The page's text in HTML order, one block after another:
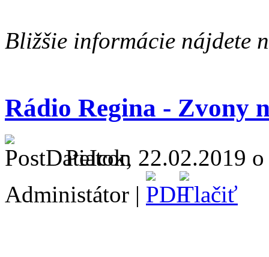
Bližšie informácie nájdete
Rádio Regina - Zvony
Piatok, 22.02.2019
Administátor |